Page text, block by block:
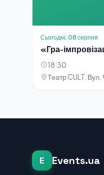
Сьогодні, 08 серпня
«Гра-
18:30
Театр CULT. Вул.
E Events.ua